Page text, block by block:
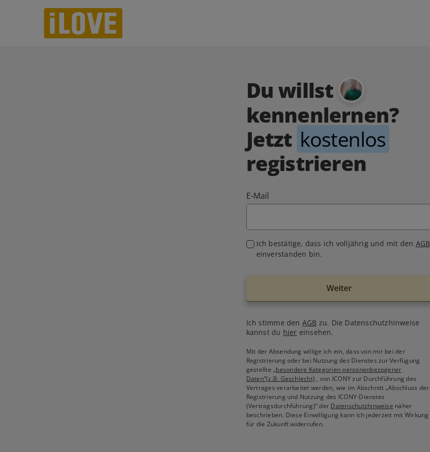
Du willst
kennenlernen?
Jetzt kostenlos
registrieren
E-Mail
Ich bestätige, dass ich volljährig und mit den AGB
einverstanden bin.
Weiter
Ich stimme den AGB zu. Die Datenschutzhinweise
kannst du hier einsehen.
Mit der Absendung willige ich ein, dass von mir bei der
Registrierung oder bei Nutzung des Dienstes zur Verfügung
gestellte„besondere Kategorien personenbezogener
Daten“(z.B. Geschlecht) , von ICONY zur Durchführung des
Vertrages verarbeitet werden, wie im Abschnitt „Abschluss der
Registrierung und Nutzung des ICONY-Dienstes
(Vertragsdurchführung)“ der Datenschutzhinweise näher
beschrieben. Diese Einwilligung kann ich jederzeit mit Wirkung
für die Zukunft widerrufen.